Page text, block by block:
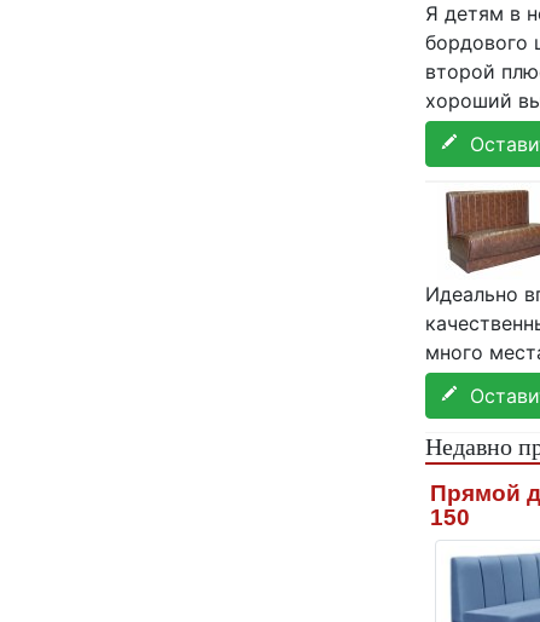
Я детям в
бордового
второй
хороший
Идеально
много
Недавно
Прямой
150